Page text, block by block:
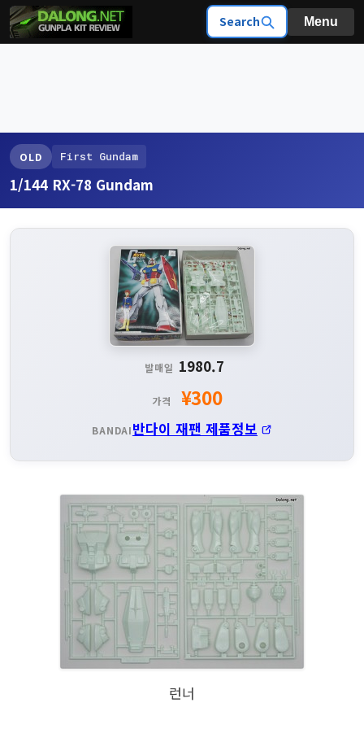
Search Menu
OLD First Gundam
1/144 RX-78 Gundam
발매일 1980.7
가격 ¥300
BANDAI반다이 재팬 제품정보
런너